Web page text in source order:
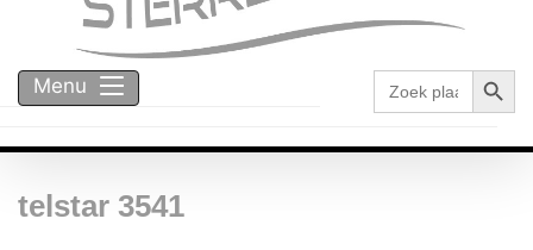
Menu
Zoek
naar:
telstar 3541